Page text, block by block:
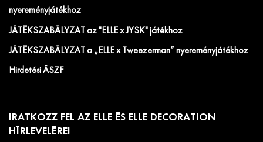
nyereményjátékhoz
JÁTÉKSZABÁLYZAT az "ELLE x JYSK" játékhoz
JÁTÉKSZABÁLYZAT a „ELLE x Tweezerman” nyereményjátékhoz
Hirdetési ÁSZF
IRATKOZZ FEL AZ ELLE ÉS ELLE DECORATION
HÍRLEVELÉRE!